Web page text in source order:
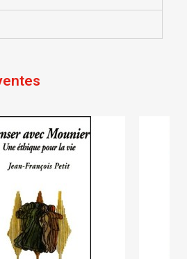
d'envies ×
Créer une liste d'envies
×
Annuler Connexion